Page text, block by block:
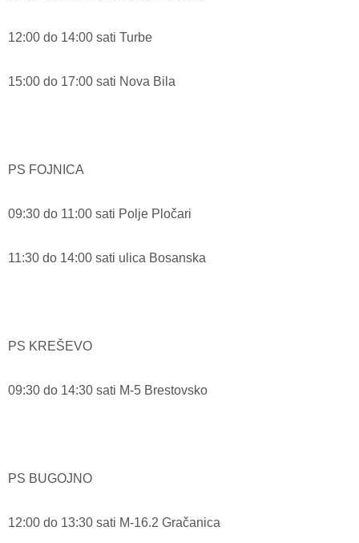
12:00 do 14:00 sati Turbe
15:00 do 17:00 sati Nova Bila
PS FOJNICA
09:30 do 11:00 sati Polje Pločari
11:30 do 14:00 sati ulica Bosanska
PS KREŠEVO
09:30 do 14:30 sati M-5 Brestovsko
PS BUGOJNO
12:00 do 13:30 sati M-16.2 Gračanica